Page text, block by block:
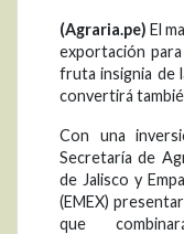
(Agraria.pe) El
exportación
fruta insignia de
convertirá
Con una
Secretaría de
de Jalisco y
(EMEX)
que